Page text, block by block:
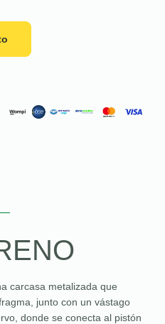
carcasa metalizada que
junto con un vástago
donde se conecta al pistón